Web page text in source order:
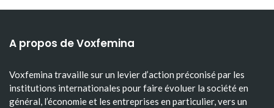
A propos de Voxfemina
Voxfemina travaille sur un levier d’action préconisé par les
institutions internationales pour faire évoluer la société en
général, l’économie et les entreprises en particulier, vers un